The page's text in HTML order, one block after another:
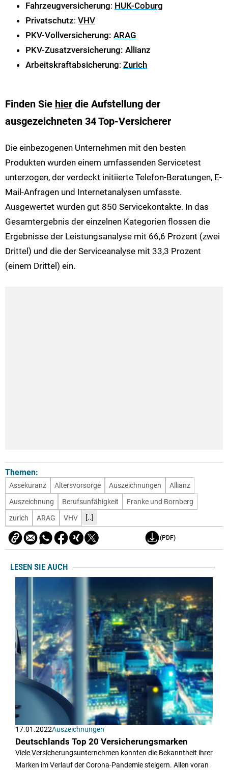
Fahrzeugversicherung: HUK-Coburg
Privatschutz: VHV
PKV-Vollversicherung: ARAG
PKV-Zusatzversicherung: Allianz
Arbeitskraftabsicherung: Zurich
Finden Sie hier die Aufstellung der
ausgezeichneten 34 Top-Versicherer
Die einbezogenen Unternehmen mit den besten
Produkten wurden einem umfassenden Servicetest
unterzogen, der verdeckt initiierte Telefon-Beratungen, E-
Mail-Anfragen und Internetanalysen umfasste.
Ausgewertet wurden gut 850 Servicekontakte. In das
Gesamtergebnis der einzelnen Kategorien flossen die
Ergebnisse der Leistungsanalyse mit 66,6 Prozent (zwei
Drittel) und die der Serviceanalyse mit 33,3 Prozent
(einem Drittel) ein.
Themen:
Assekuranz Altersvorsorge Auszeichnungen
Allianz
Auszeichnung
Berufsunfähigkeit
Franke und Bornberg
zurich
ARAG VHV [..]
(PDF)
LESEN SIE AUCH
17.01.2022Auszeichnungen
Deutschlands Top 20 Versicherungsmarken
Viele Versicherungsunternehmen konnten die Bekanntheit ihrer
Marken im Verlauf der Corona-Pandemie steigern. Allen voran